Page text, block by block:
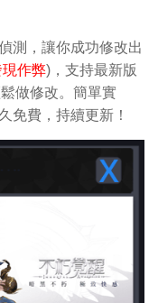
測，讓你成功修改出
作弊)，支持最新版
做修改。簡單實
免費，持續更新！